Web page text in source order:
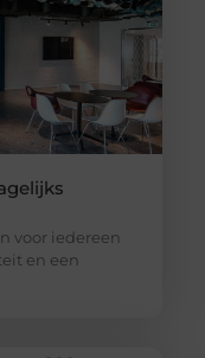
voor iedereen
en een